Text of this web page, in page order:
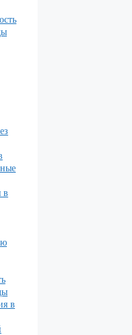
в
в